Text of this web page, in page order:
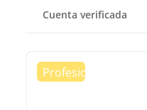
Cuenta verificada